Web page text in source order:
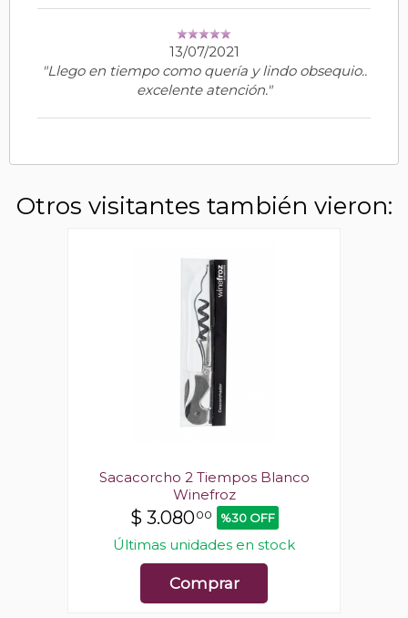
13/07/2021
"Llego en tiempo como quería y lindo obsequio..
excelente atención."
Otros visitantes también vieron:
Sacacorcho 2 Tiempos Blanco
Winefroz
$ 3.08000 %30 OFF
Últimas unidades en stock
Comprar